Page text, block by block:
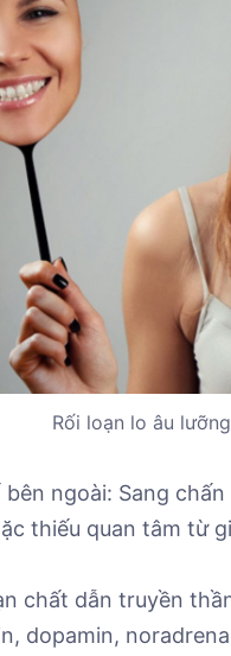
Rối loạn lo âu
bên ngoài: Sang
thiếu quan tâm từ
chất dẫn truyền
dopamin,